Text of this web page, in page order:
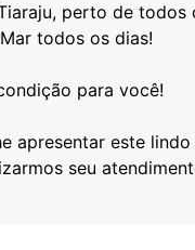
perto de
todos os dias!
para você!
apresentar este